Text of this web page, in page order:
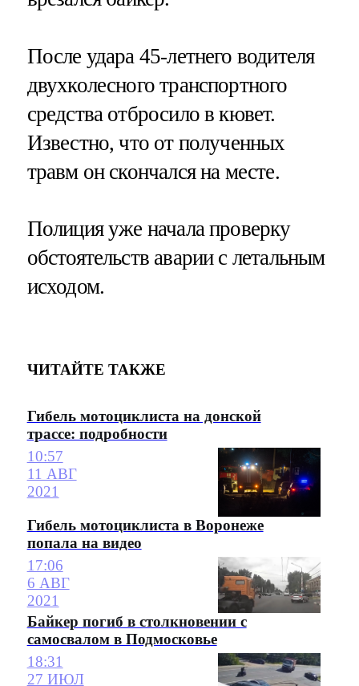
После удара 45-летнего водителя
двухколесного транспортного
средства отбросило в кювет.
Известно, что от полученных
травм он скончался на месте.
Полиция уже начала проверку
обстоятельств аварии с летальным
исходом.
ЧИТАЙТЕ ТАКЖЕ
Гибель мотоциклиста на донской
трассе: подробности
10:57
11 АВГ
2021
Гибель мотоциклиста в Воронеже
попала на видео
17:06
6 АВГ
2021
Байкер погиб в столкновении с
самосвалом в Подмосковье
18:31
27 ИЮЛ